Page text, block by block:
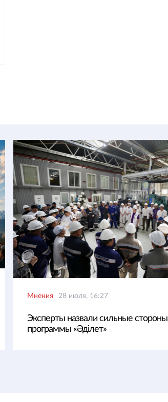
Мнения 28 июля, 16:27
Эксперты назвали сильные стороны
программы «Әділет»